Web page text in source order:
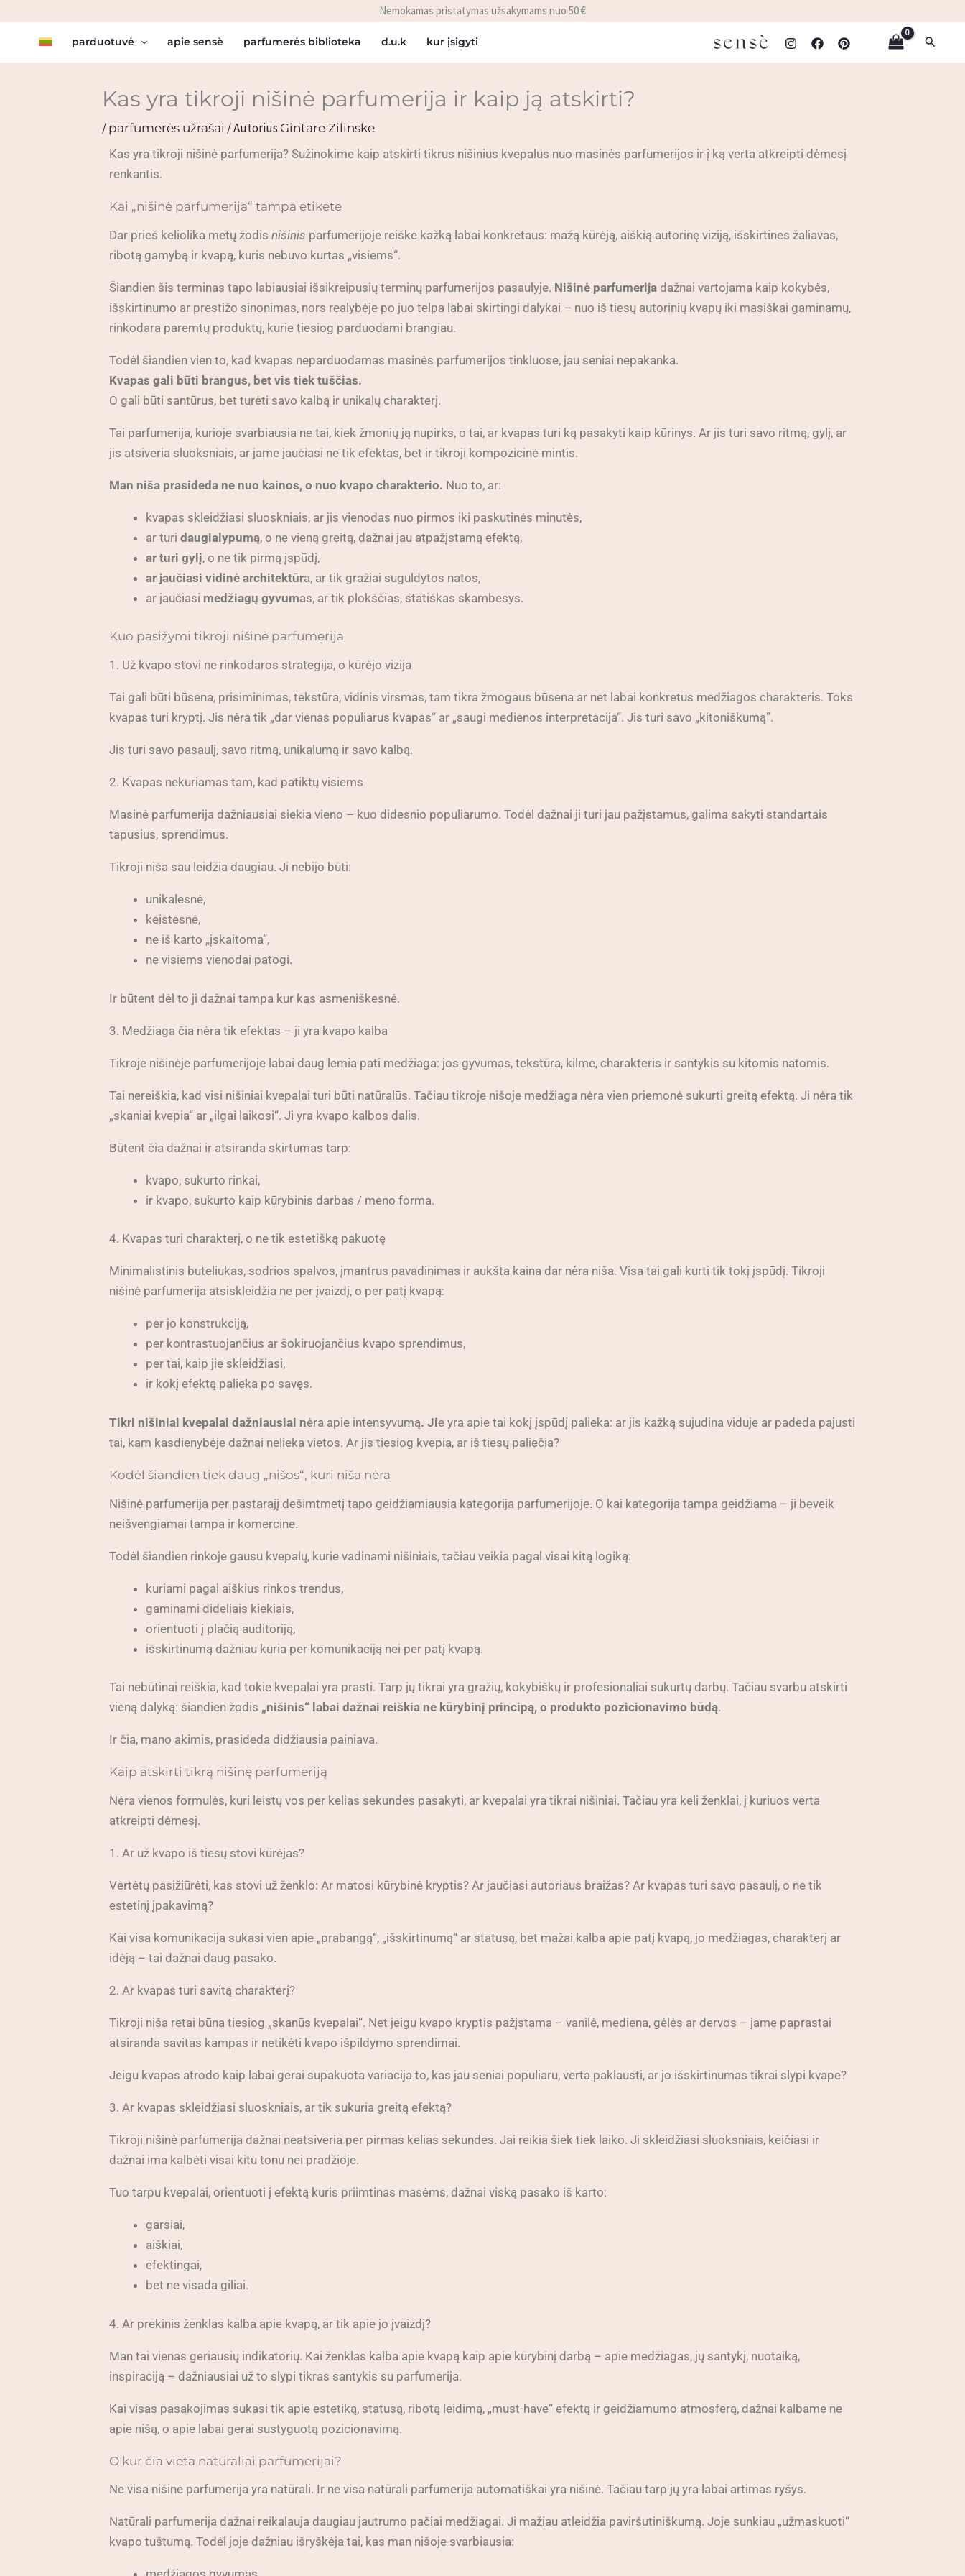
turinio
Nemokamas pristatymas užsakymams nuo 50 €
parduotuvė apie sensè parfumerės biblioteka d.u.k kur įsigyti
Kas yra tikroji nišinė parfumerija ir kaip ją atskirti?
/ parfumerės užrašai / Autorius Gintare Zilinske
Kas yra tikroji nišinė parfumerija? Sužinokime kaip atskirti tikrus nišinius kvepalus nuo masinės parfumerijos ir į ką verta atkreipti dėmesį
renkantis.
Kai „nišinė parfumerija“ tampa etikete
Dar prieš keliolika metų žodis nišinis parfumerijoje reiškė kažką labai konkretaus: mažą kūrėją, aiškią autorinę viziją, išskirtines žaliavas,
ribotą gamybą ir kvapą, kuris nebuvo kurtas „visiems“.
Šiandien šis terminas tapo labiausiai išsikreipusių terminų parfumerijos pasaulyje. Nišinė parfumerija dažnai vartojama kaip kokybės,
išskirtinumo ar prestižo sinonimas, nors realybėje po juo telpa labai skirtingi dalykai – nuo iš tiesų autorinių kvapų iki masiškai gaminamų,
rinkodara paremtų produktų, kurie tiesiog parduodami brangiau.
Todėl šiandien vien to, kad kvapas neparduodamas masinės parfumerijos tinkluose, jau seniai nepakanka.
Kvapas gali būti brangus, bet vis tiek tuščias.
O gali būti santūrus, bet turėti savo kalbą ir unikalų charakterį.
Tai parfumerija, kurioje svarbiausia ne tai, kiek žmonių ją nupirks, o tai, ar kvapas turi ką pasakyti kaip kūrinys. Ar jis turi savo ritmą, gylį, ar
jis atsiveria sluoksniais, ar jame jaučiasi ne tik efektas, bet ir tikroji kompozicinė mintis.
Man niša prasideda ne nuo kainos, o nuo kvapo charakterio. Nuo to, ar:
kvapas skleidžiasi sluoskniais, ar jis vienodas nuo pirmos iki paskutinės minutės,
ar turi daugialypumą, o ne vieną greitą, dažnai jau atpažįstamą efektą,
ar turi gylį, o ne tik pirmą įspūdį,
ar jaučiasi vidinė architektūra, ar tik gražiai suguldytos natos,
ar jaučiasi medžiagų gyvumas, ar tik plokščias, statiškas skambesys.
Kuo pasižymi tikroji nišinė parfumerija
1. Už kvapo stovi ne rinkodaros strategija, o kūrėjo vizija
Tai gali būti būsena, prisiminimas, tekstūra, vidinis virsmas, tam tikra žmogaus būsena ar net labai konkretus medžiagos charakteris. Toks
kvapas turi kryptį. Jis nėra tik „dar vienas populiarus kvapas“ ar „saugi medienos interpretacija“. Jis turi savo „kitoniškumą”.
Jis turi savo pasaulį, savo ritmą, unikalumą ir savo kalbą.
2. Kvapas nekuriamas tam, kad patiktų visiems
Masinė parfumerija dažniausiai siekia vieno – kuo didesnio populiarumo. Todėl dažnai ji turi jau pažįstamus, galima sakyti standartais
tapusius, sprendimus.
Tikroji niša sau leidžia daugiau. Ji nebijo būti:
unikalesnė,
keistesnė,
ne iš karto „įskaitoma“,
ne visiems vienodai patogi.
Ir būtent dėl to ji dažnai tampa kur kas asmeniškesnė.
3. Medžiaga čia nėra tik efektas – ji yra kvapo kalba
Tikroje nišinėje parfumerijoje labai daug lemia pati medžiaga: jos gyvumas, tekstūra, kilmė, charakteris ir santykis su kitomis natomis.
Tai nereiškia, kad visi nišiniai kvepalai turi būti natūralūs. Tačiau tikroje nišoje medžiaga nėra vien priemonė sukurti greitą efektą. Ji nėra tik
„skaniai kvepia“ ar „ilgai laikosi“. Ji yra kvapo kalbos dalis.
Būtent čia dažnai ir atsiranda skirtumas tarp:
kvapo, sukurto rinkai,
ir kvapo, sukurto kaip kūrybinis darbas / meno forma.
4. Kvapas turi charakterį, o ne tik estetišką pakuotę
Minimalistinis buteliukas, sodrios spalvos, įmantrus pavadinimas ir aukšta kaina dar nėra niša. Visa tai gali kurti tik tokį įspūdį. Tikroji
nišinė parfumerija atsiskleidžia ne per įvaizdį, o per patį kvapą:
per jo konstrukciją,
per kontrastuojančius ar šokiruojančius kvapo sprendimus,
per tai, kaip jie skleidžiasi,
ir kokį efektą palieka po savęs.
Tikri nišiniai kvepalai dažniausiai nėra apie intensyvumą. Jie yra apie tai kokį įspūdį palieka: ar jis kažką sujudina viduje ar padeda pajusti
tai, kam kasdienybėje dažnai nelieka vietos. Ar jis tiesiog kvepia, ar iš tiesų paliečia?
Kodėl šiandien tiek daug „nišos“, kuri niša nėra
Nišinė parfumerija per pastarajį dešimtmetį tapo geidžiamiausia kategorija parfumerijoje. O kai kategorija tampa geidžiama – ji beveik
neišvengiamai tampa ir komercine.
Todėl šiandien rinkoje gausu kvepalų, kurie vadinami nišiniais, tačiau veikia pagal visai kitą logiką:
kuriami pagal aiškius rinkos trendus,
gaminami dideliais kiekiais,
orientuoti į plačią auditoriją,
išskirtinumą dažniau kuria per komunikaciją nei per patį kvapą.
Tai nebūtinai reiškia, kad tokie kvepalai yra prasti. Tarp jų tikrai yra gražių, kokybiškų ir profesionaliai sukurtų darbų. Tačiau svarbu atskirti
vieną dalyką: šiandien žodis „nišinis“ labai dažnai reiškia ne kūrybinį principą, o produkto pozicionavimo būdą.
Ir čia, mano akimis, prasideda didžiausia painiava.
Kaip atskirti tikrą nišinę parfumeriją
Nėra vienos formulės, kuri leistų vos per kelias sekundes pasakyti, ar kvepalai yra tikrai nišiniai. Tačiau yra keli ženklai, į kuriuos verta
atkreipti dėmesį.
1. Ar už kvapo iš tiesų stovi kūrėjas?
Vertėtų pasižiūrėti, kas stovi už ženklo: Ar matosi kūrybinė kryptis? Ar jaučiasi autoriaus braižas? Ar kvapas turi savo pasaulį, o ne tik
estetinį įpakavimą?
Kai visa komunikacija sukasi vien apie „prabangą“, „išskirtinumą“ ar statusą, bet mažai kalba apie patį kvapą, jo medžiagas, charakterį ar
idėją – tai dažnai daug pasako.
2. Ar kvapas turi savitą charakterį?
Tikroji niša retai būna tiesiog „skanūs kvepalai“. Net jeigu kvapo kryptis pažįstama – vanilė, mediena, gėlės ar dervos – jame paprastai
atsiranda savitas kampas ir netikėti kvapo išpildymo sprendimai.
Jeigu kvapas atrodo kaip labai gerai supakuota variacija to, kas jau seniai populiaru, verta paklausti, ar jo išskirtinumas tikrai slypi kvape?
3. Ar kvapas skleidžiasi sluoskniais, ar tik sukuria greitą efektą?
Tikroji nišinė parfumerija dažnai neatsiveria per pirmas kelias sekundes. Jai reikia šiek tiek laiko. Ji skleidžiasi sluoksniais, keičiasi ir
dažnai ima kalbėti visai kitu tonu nei pradžioje.
Tuo tarpu kvepalai, orientuoti į efektą kuris priimtinas masėms, dažnai viską pasako iš karto:
garsiai,
aiškiai,
efektingai,
bet ne visada giliai.
4. Ar prekinis ženklas kalba apie kvapą, ar tik apie jo įvaizdį?
Man tai vienas geriausių indikatorių. Kai ženklas kalba apie kvapą kaip apie kūrybinį darbą – apie medžiagas, jų santykį, nuotaiką,
inspiraciją – dažniausiai už to slypi tikras santykis su parfumerija.
Kai visas pasakojimas sukasi tik apie estetiką, statusą, ribotą leidimą, „must-have“ efektą ir geidžiamumo atmosferą, dažnai kalbame ne
apie nišą, o apie labai gerai sustyguotą pozicionavimą.
O kur čia vieta natūraliai parfumerijai?
Ne visa nišinė parfumerija yra natūrali. Ir ne visa natūrali parfumerija automatiškai yra nišinė. Tačiau tarp jų yra labai artimas ryšys.
Natūrali parfumerija dažnai reikalauja daugiau jautrumo pačiai medžiagai. Ji mažiau atleidžia paviršutiniškumą. Joje sunkiau „užmaskuoti“
kvapo tuštumą. Todėl joje dažniau išryškėja tai, kas man nišoje svarbiausia: